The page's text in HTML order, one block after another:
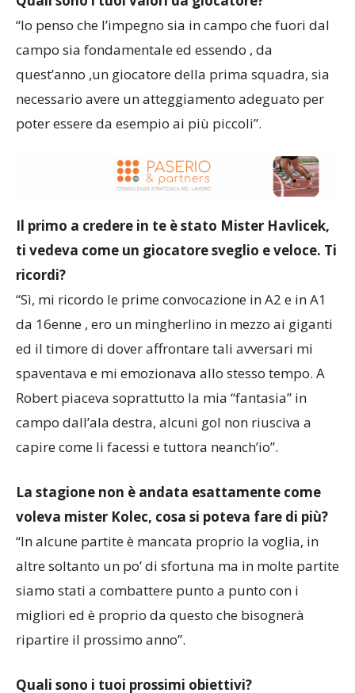
“Io penso che l’impegno sia in campo che fuori dal
campo sia fondamentale ed essendo , da
quest’anno ,un giocatore della prima squadra, sia
necessario avere un atteggiamento adeguato per
poter essere da esempio ai più piccoli”.
Il primo a credere in te è stato Mister Havlicek,
ti vedeva come un giocatore sveglio e veloce. Ti
ricordi?
“Sì, mi ricordo le prime convocazione in A2 e in A1
da 16enne , ero un mingherlino in mezzo ai giganti
ed il timore di dover affrontare tali avversari mi
spaventava e mi emozionava allo stesso tempo. A
Robert piaceva soprattutto la mia “fantasia” in
campo dall’ala destra, alcuni gol non riusciva a
capire come li facessi e tuttora neanch’io”.
La stagione non è andata esattamente come
voleva mister Kolec, cosa si poteva fare di più?
“In alcune partite è mancata proprio la voglia, in
altre soltanto un po’ di sfortuna ma in molte partite
siamo stati a combattere punto a punto con i
migliori ed è proprio da questo che bisognerà
ripartire il prossimo anno”.
Quali sono i tuoi prossimi obiettivi?